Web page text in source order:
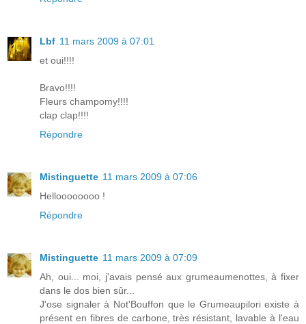
Lbf 11 mars 2009 à 07:01
et oui!!!!
Bravo!!!!
Fleurs champomy!!!!
clap clap!!!!
Répondre
Mistinguette 11 mars 2009 à 07:06
Helloooooooo !
Répondre
Mistinguette 11 mars 2009 à 07:09
Ah, oui... moi, j'avais pensé aux grumeaumenottes, à fixer
dans le dos bien sûr...
J'ose signaler à Not'Bouffon que le Grumeaupilori existe à
présent en fibres de carbone, très résistant, lavable à l'eau